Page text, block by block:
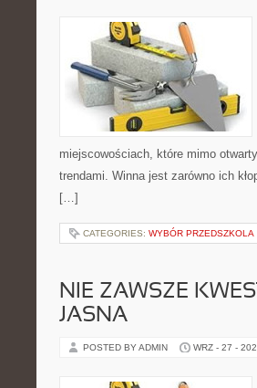
miejscowościach, które mimo
trendami. Winna jest zarówno ich
[…]
CATEGORIES: WYBÓR PRZEDSZKOLA
NIE ZAWSZE
JASNA
POSTED BY ADMIN WRZ - 27 -